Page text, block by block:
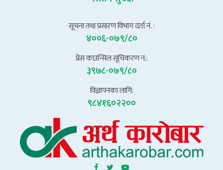
सूचना तथा प्रसारण विभाग दर्ता नं. :
४००६-०७९/८०
प्रेस काउन्सिल सूचिकरण नं.:
३९७८-०७९/८०
विज्ञापनका लागि:
९८४१६०२२००